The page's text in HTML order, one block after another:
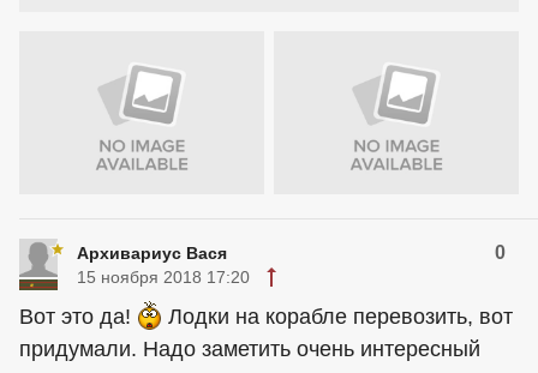
Архивариус Вася 0
15 ноября 2018 17:20
Вот это да!
Лодки на корабле перевозить, вот
придумали. Надо заметить очень интересный